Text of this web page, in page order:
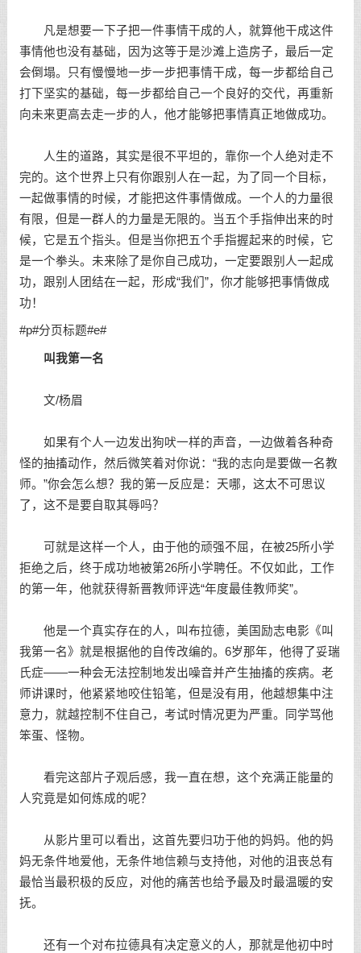
凡是想要一下子把一件事情干成的人，就算他干成这件
事情他也没有基础，因为这等于是沙滩上造房子，最后一定
会倒塌。只有慢慢地一步一步把事情干成，每一步都给自己
打下坚实的基础，每一步都给自己一个良好的交代，再重新
向未来更高去走一步的人，他才能够把事情真正地做成功。
人生的道路，其实是很不平坦的，靠你一个人绝对走不
完的。这个世界上只有你跟别人在一起，为了同一个目标，
一起做事情的时候，才能把这件事情做成。一个人的力量很
有限，但是一群人的力量是无限的。当五个手指伸出来的时
候，它是五个指头。但是当你把五个手指握起来的时候，它
是一个拳头。未来除了是你自己成功，一定要跟别人一起成
功，跟别人团结在一起，形成“我们”，你才能够把事情做成
功！
#p#分页标题#e#
叫我第一名
文/杨眉
如果有个人一边发出狗吠一样的声音，一边做着各种奇
怪的抽搐动作，然后微笑着对你说：“我的志向是要做一名教
师。”你会怎么想？我的第一反应是：天哪，这太不可思议
了，这不是要自取其辱吗？
可就是这样一个人，由于他的顽强不屈，在被25所小学
拒绝之后，终于成功地被第26所小学聘任。不仅如此，工作
的第一年，他就获得新晋教师评选“年度最佳教师奖”。
他是一个真实存在的人，叫布拉德，美国 励志电影 《叫
我第一名》就是根据他的自传改编的。6岁那年，他得了妥瑞
氏症——一种会无法控制地发出噪音并产生抽搐的疾病。老
师讲课时，他紧紧地咬住铅笔，但是没有用，他越想集中注
意力，就越控制不住自己，考试时情况更为严重。同学骂他
笨蛋、怪物。
看完这部片子观后感，我一直在想，这个充满正能量的
人究竟是如何炼成的呢？
从影片里可以看出，这首先要归功于他的妈妈。他的妈
妈无条件地爱他，无条件地信赖与支持他，对他的沮丧总有
最恰当最积极的反应，对他的痛苦也给予最及时最温暖的安
抚。
还有一个对布拉德具有决定意义的人，那就是他初中时